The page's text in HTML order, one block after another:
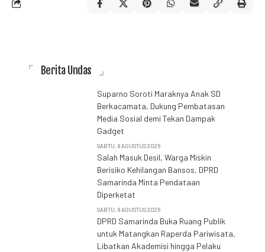
Berita Undas
Suparno Soroti Maraknya Anak SD
Berkacamata, Dukung Pembatasan
Media Sosial demi Tekan Dampak
Gadget
SABTU, 8 AGUSTUS 2026
Salah Masuk Desil, Warga Miskin
Berisiko Kehilangan Bansos, DPRD
Samarinda Minta Pendataan
Diperketat
SABTU, 8 AGUSTUS 2026
DPRD Samarinda Buka Ruang Publik
untuk Matangkan Raperda Pariwisata,
Libatkan Akademisi hingga Pelaku